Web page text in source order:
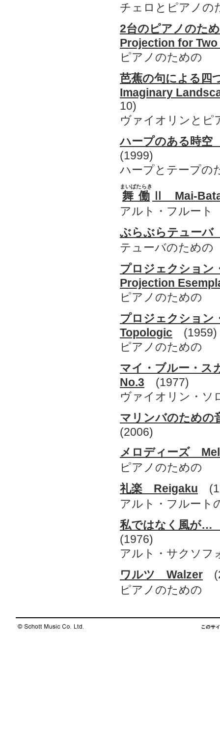
チェロとピアノの
2台のピアノのた
Projection for
ピアノのための
芭蕉の句による
Imaginary
10)
ヴァイオリンとピ
ハープのある時
(1999)
ハープとテープの
舞働
まいばたらき
Ⅱ Mai-
アルト・フルート
ぶらぶらテュー
テューバのための
プロジェクショ
Projection
ピアノのための
プロジェクショ
Topologic (1959)
ピアノのための
マイ・ブルー・
No.3 (1977)
ヴァイオリン・ソ
マリンバのため
(2006)
メロディーズ
ピアノのための
礼楽 Reigaku
アルト・フルート
私ではなく風が…
(1976)
アルト・サクソフ
ワルツ Walzer
ピアノのための